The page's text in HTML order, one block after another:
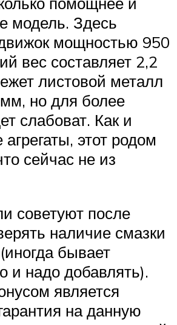
модель. Здесь
мощностью 950
вес составляет 2,2
листовой металл
но для более
слабоват. Как и
этот родом
сейчас не из
советуют после
наличие смазки
бывает
и надо добавлять).
является
на данную